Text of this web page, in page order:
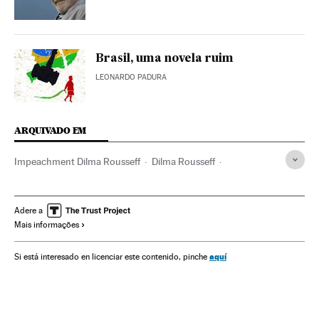
Brasil, uma novela ruim
LEONARDO PADURA
ARQUIVADO EM
Impeachment Dilma Rousseff Dilma Rousseff
Festival Berlim Destituições políticas
Congresso Nacional
Partido dos Trabalhadores Partidos políticos Política
Adere a
Mais informações
Si está interesado en licenciar este contenido, pinche aquí